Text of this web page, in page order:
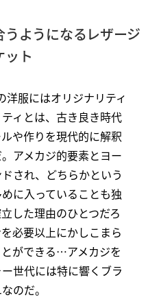
ようになるレザージ
ット
服にはオリジナリティ
ィとは、古き良き時代
や作りを現代的に解釈
アメカジ的要素とヨー
され、どちらかという
に入っていることも独
した理由のひとつだろ
必要以上にかしこまら
ができる…アメカジを
世代には特に響くブラ
のだ。